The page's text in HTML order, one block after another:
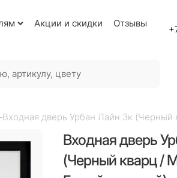
Акции и скидки
Отзывы
Входная дверь Урбан Лайн 3к
Входная дверь
(Черный кварц /